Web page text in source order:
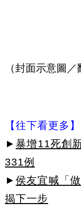
（封面示意圖
【往下看更多】
► 暴增11死創
331例
► 侯友宜喊「
揭下一步